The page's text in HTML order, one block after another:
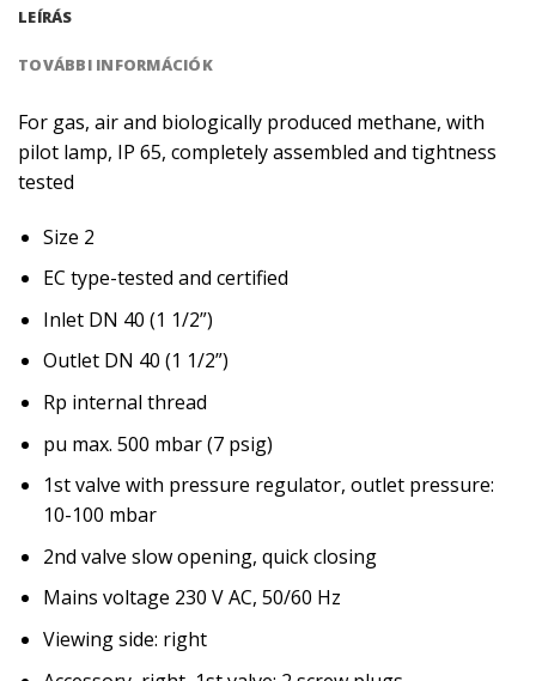
LEÍRÁS
TOVÁBBI INFORMÁCIÓK
For gas, air and biologically produced methane, with
pilot lamp, IP 65, completely assembled and tightness
tested
Size 2
EC type-tested and certified
Inlet DN 40 (1 1/2”)
Outlet DN 40 (1 1/2”)
Rp internal thread
pu max. 500 mbar (7 psig)
1st valve with pressure regulator, outlet pressure:
10-100 mbar
2nd valve slow opening, quick closing
Mains voltage 230 V AC, 50/60 Hz
Viewing side: right